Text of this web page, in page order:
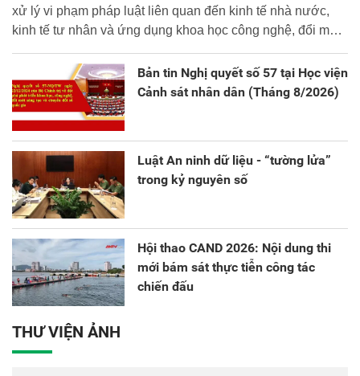
xử lý vi phạm pháp luật liên quan đến kinh tế nhà nước,
kinh tế tư nhân và ứng dụng khoa học công nghệ, đổi mới
Bản tin Nghị quyết số 57 tại Học viện
Cảnh sát nhân dân (Tháng 8/2026)
Luật An ninh dữ liệu - “tường lửa”
trong kỷ nguyên số
Hội thao CAND 2026: Nội dung thi
mới bám sát thực tiễn công tác
chiến đấu
THƯ VIỆN ẢNH